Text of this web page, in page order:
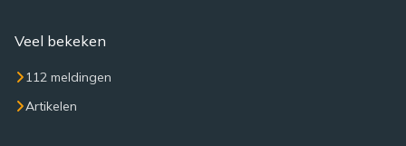
Veel bekeken
112 meldingen
Artikelen